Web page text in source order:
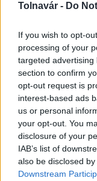
Tolnavár - Do
If you wish to opt-
processing of your
targeted
section to confirm
opt-out request is
interest-based ads
us or personal
your opt-out. You
disclosure of your
IAB’s list of
also be disclosed
Downstream
Kecskeméten is
Gál Ferenc
Országos hírek